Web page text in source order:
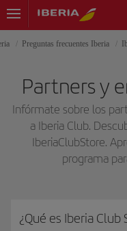
Preguntas frecuentes Iberia
Partners y
Infórmate sobre los
a Iberia Club.
IberiaClubStore.
programa
¿Qué es Iberia Club